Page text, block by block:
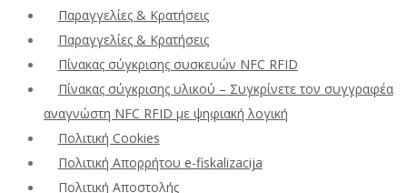
Παραγγελίες & Κρατήσεις
Παραγγελίες & Κρατήσεις
Πίνακας σύγκρισης συσκευών NFC RFID
Πίνακας σύγκρισης υλικού – Συγκρίνετε τον συγγραφέα
αναγνώστη NFC RFID με ψηφιακή λογική
Πολιτική Cookies
Πολιτική Απορρήτου e-fiskalizacija
Πολιτική Αποστολής